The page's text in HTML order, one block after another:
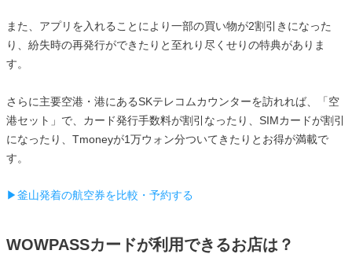
また、アプリを入れることにより一部の買い物が2割引きになった
り、紛失時の再発行ができたりと至れり尽くせりの特典がありま
す。
さらに主要空港・港にあるSKテレコムカウンターを訪れれば、「空
港セット」で、カード発行手数料が割引なったり、SIMカードが割引
になったり、Tmoneyが1万ウォン分ついてきたりとお得が満載で
す。
▶釜山発着の航空券を比較・予約する
WOWPASSカードが利用できるお店は？